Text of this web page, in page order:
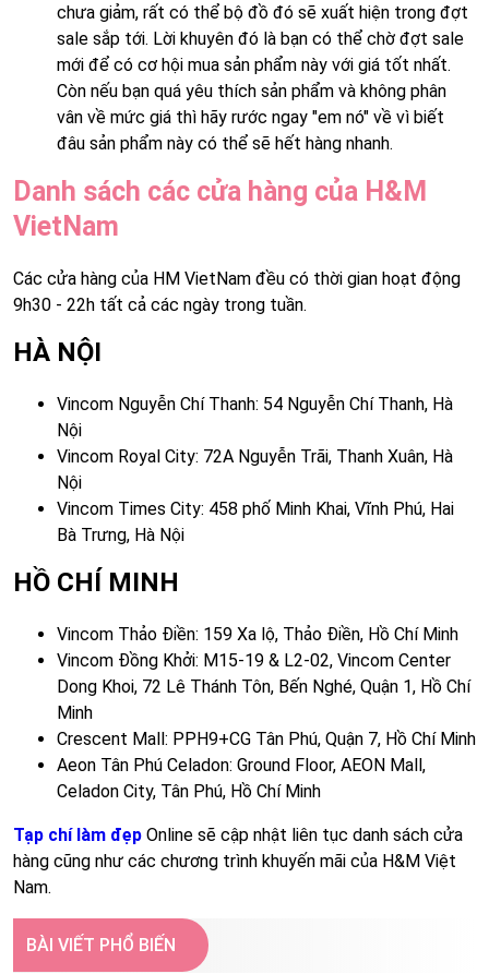
chưa giảm, rất có thể bộ đồ đó sẽ xuất hiện trong đợt
sale sắp tới. Lời khuyên đó là bạn có thể chờ đợt sale
mới để có cơ hội mua sản phẩm này với giá tốt nhất.
Còn nếu bạn quá yêu thích sản phẩm và không phân
vân về mức giá thì hãy rước ngay "em nó" về vì biết
đâu sản phẩm này có thể sẽ hết hàng nhanh.
Danh sách các cửa hàng của H&M
VietNam
Các cửa hàng của HM VietNam đều có thời gian hoạt động
9h30 - 22h tất cả các ngày trong tuần.
HÀ NỘI
Vincom Nguyễn Chí Thanh: 54 Nguyễn Chí Thanh, Hà
Nội
Vincom Royal City: 72A Nguyễn Trãi, Thanh Xuân, Hà
Nội
Vincom Times City: 458 phố Minh Khai, Vĩnh Phú, Hai
Bà Trưng, Hà Nội
HỒ CHÍ MINH
Vincom Thảo Điền: 159 Xa lộ, Thảo Điền, Hồ Chí Minh
Vincom Đồng Khởi: M15-19 & L2-02, Vincom Center
Dong Khoi, 72 Lê Thánh Tôn, Bến Nghé, Quận 1, Hồ Chí
Minh
Crescent Mall: PPH9+CG Tân Phú, Quận 7, Hồ Chí Minh
Aeon Tân Phú Celadon: Ground Floor, AEON Mall,
Celadon City, Tân Phú, Hồ Chí Minh
Tạp chí làm đẹp Online sẽ cập nhật liên tục danh sách cửa
hàng cũng như các chương trình khuyến mãi của H&M Việt
Nam.
BÀI VIẾT PHỔ BIẾN